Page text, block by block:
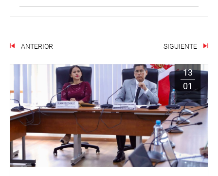
ANTERIOR SIGUIENTE
13
01